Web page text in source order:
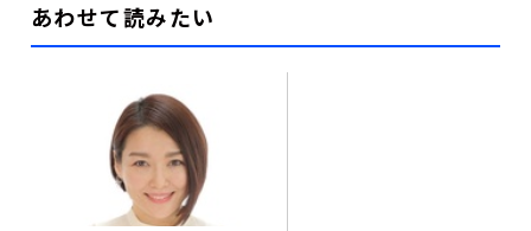
あわせて読みたい